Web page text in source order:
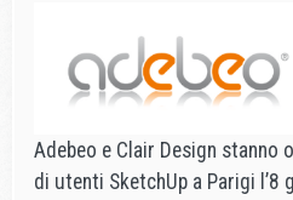
Adebeo e Clair Design stanno
di utenti SketchUp a Parigi l’8